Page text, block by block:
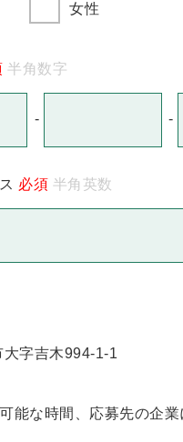
女性
半角数字
- -
必須 半角英数
大字吉木994-1-1
能な時間、応募先の企